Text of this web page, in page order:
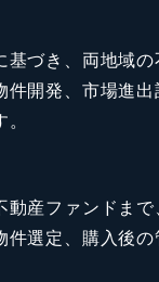
基づき、両地域
件開発、市場進
動産ファンドま
件選定、購入後